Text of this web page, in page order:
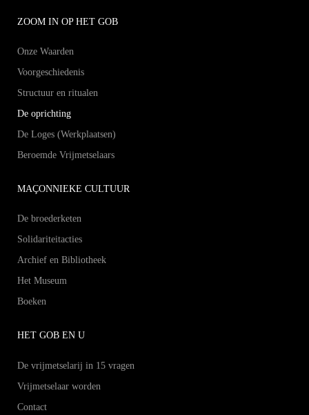
ZOOM IN OP HET GOB
Onze Waarden
Voorgeschiedenis
Structuur en ritualen
De oprichting
De Loges (Werkplaatsen)
Beroemde Vrijmetselaars
MAÇONNIEKE CULTUUR
De broederketen
Solidariteitacties
Archief en Bibliotheek
Het Museum
Boeken
HET GOB EN U
De vrijmetselarij in 15 vragen
Vrijmetselaar worden
Contact